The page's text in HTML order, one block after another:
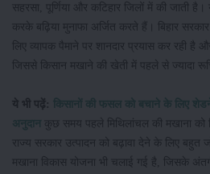
सहरसा, पूर्णिया और कटिहार जिलों में की जाती
करके बढ़िया मुनाफा अर्जित करते हैं। बिहार
लिए व्यापक पैमाने पर शानदार प्रयास कर रही है
जिससे किसान मखाने की खेती में पहले से ज्यादा
ये भी पढ़ें: किसानों की फसल को बचाने के लिए
अनुदान कुछ समय पहले मिथिलांचल की मखाना को
राज्य सरकार उत्पादन को बढ़ावा देने के लिए बहुत
मखाना विकास योजना भी चलाई गई है, जिसके